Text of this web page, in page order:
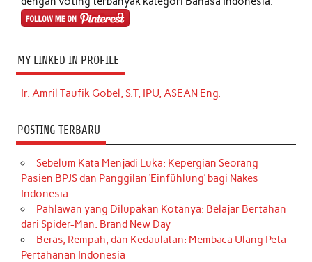
MY LINKED IN PROFILE
Ir. Amril Taufik Gobel, S.T, IPU, ASEAN Eng.
POSTING TERBARU
Sebelum Kata Menjadi Luka: Kepergian Seorang
Pasien BPJS dan Panggilan ‘Einfühlung’ bagi Nakes
Indonesia
Pahlawan yang Dilupakan Kotanya: Belajar Bertahan
dari Spider-Man: Brand New Day
Beras, Rempah, dan Kedaulatan: Membaca Ulang Peta
Pertahanan Indonesia